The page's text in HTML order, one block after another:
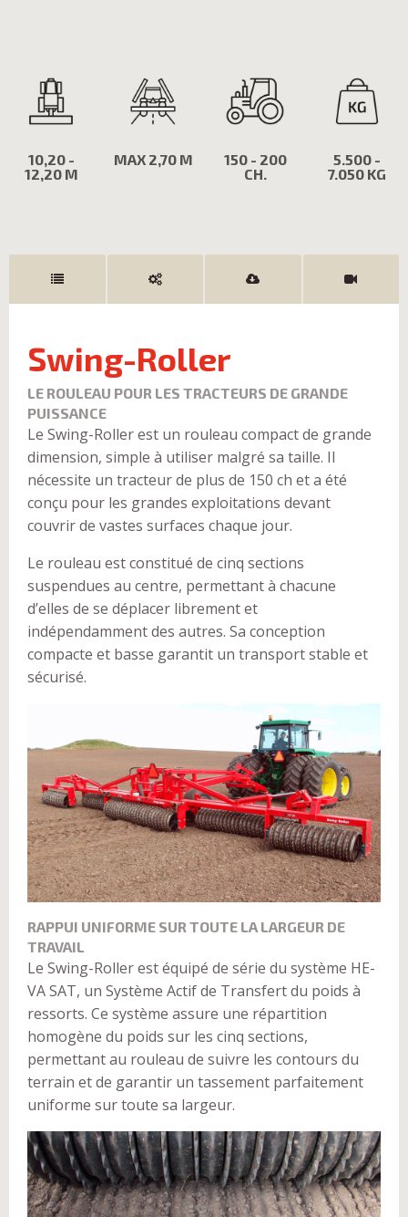
10,20 -
12,20 M
MAX 2,70 M
150 - 200
CH.
5.500 -
7.050 KG
Swing-Roller
LE ROULEAU POUR LES TRACTEURS DE GRANDE
PUISSANCE
Le Swing-Roller est un rouleau compact de grande
dimension, simple à utiliser malgré sa taille. Il
nécessite un tracteur de plus de 150 ch et a été
conçu pour les grandes exploitations devant
couvrir de vastes surfaces chaque jour.
Le rouleau est constitué de cinq sections
suspendues au centre, permettant à chacune
d’elles de se déplacer librement et
indépendamment des autres. Sa conception
compacte et basse garantit un transport stable et
sécurisé.
RAPPUI UNIFORME SUR TOUTE LA LARGEUR DE
TRAVAIL
Le Swing-Roller est équipé de série du système HE-
VA SAT, un Système Actif de Transfert du poids à
ressorts. Ce système assure une répartition
homogène du poids sur les cinq sections,
permettant au rouleau de suivre les contours du
terrain et de garantir un tassement parfaitement
uniforme sur toute sa largeur.